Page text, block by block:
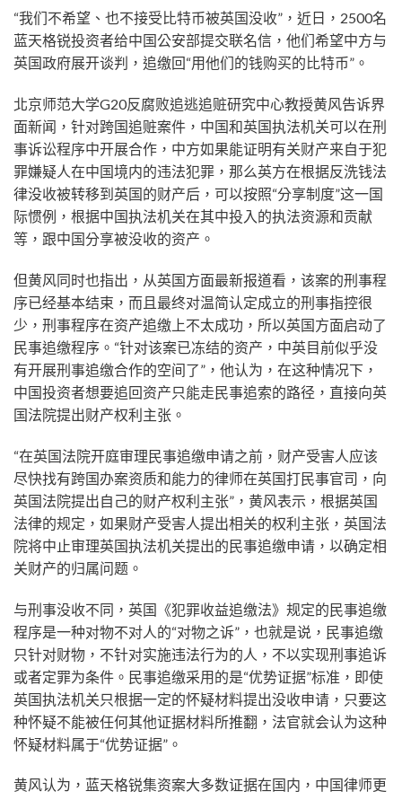
“我们不希望、也不接受比特币被英国没收”，近日，2500名
蓝天格锐投资者给中国公安部提交联名信，他们希望中方与
英国政府展开谈判，追缴回“用他们的钱购买的比特币”。
北京师范大学G20反腐败追逃追赃研究中心教授黄风告诉界
面新闻，针对跨国追赃案件，中国和英国执法机关可以在刑
事诉讼程序中开展合作，中方如果能证明有关财产来自于犯
罪嫌疑人在中国境内的违法犯罪，那么英方在根据反洗钱法
律没收被转移到英国的财产后，可以按照“分享制度”这一国
际惯例，根据中国执法机关在其中投入的执法资源和贡献
等，跟中国分享被没收的资产。
但黄风同时也指出，从英国方面最新报道看，该案的刑事程
序已经基本结束，而且最终对温简认定成立的刑事指控很
少，刑事程序在资产追缴上不太成功，所以英国方面启动了
民事追缴程序。“针对该案已冻结的资产，中英目前似乎没
有开展刑事追缴合作的空间了”，他认为，在这种情况下，
中国投资者想要追回资产只能走民事追索的路径，直接向英
国法院提出财产权利主张。
“在英国法院开庭审理民事追缴申请之前，财产受害人应该
尽快找有跨国办案资质和能力的律师在英国打民事官司，向
英国法院提出自己的财产权利主张”，黄风表示，根据英国
法律的规定，如果财产受害人提出相关的权利主张，英国法
院将中止审理英国执法机关提出的民事追缴申请，以确定相
关财产的归属问题。
与刑事没收不同，英国《犯罪收益追缴法》规定的民事追缴
程序是一种对物不对人的“对物之诉”，也就是说，民事追缴
只针对财物，不针对实施违法行为的人，不以实现刑事追诉
或者定罪为条件。民事追缴采用的是“优势证据”标准，即使
英国执法机关只根据一定的怀疑材料提出没收申请，只要这
种怀疑不能被任何其他证据材料所推翻，法官就会认为这种
怀疑材料属于“优势证据”。
黄风认为，蓝天格锐集资案大多数证据在国内，中国律师更